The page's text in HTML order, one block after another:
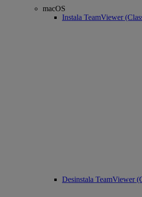
macOS
Instala TeamViewer
Desinstala TeamViewer